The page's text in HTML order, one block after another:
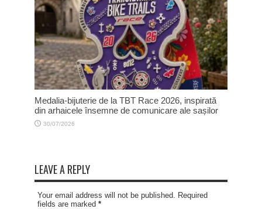
Medalia-bijuterie de la TBT Race 2026, inspirată
din arhaicele însemne de comunicare ale sașilor
30/07/2026
LEAVE A REPLY
Your email address will not be published. Required
fields are marked *